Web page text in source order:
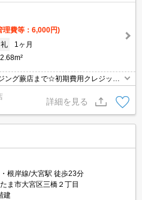
理費等：6,000円)
礼
1ヶ月
グ蕨店まで☆初期費用クレジット
契約もお気軽にご相談ください！
詳細を見る
根岸線/大宮駅 徒歩23分
ま市大宮区三橋２丁目
建